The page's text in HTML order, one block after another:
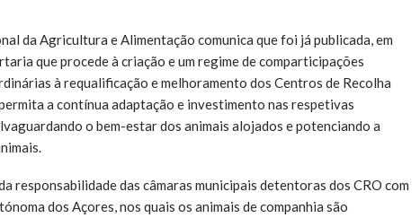
da Agricultura e Alimentação comunica que foi já publicada, em
que procede à criação e um regime de comparticipações
à requalificação e melhoramento dos Centros de Recolha
a contínua adaptação e investimento nas respetivas
o bem-estar dos animais alojados e potenciando a
responsabilidade das câmaras municipais detentoras dos CRO com
dos Açores, nos quais os animais de companhia são